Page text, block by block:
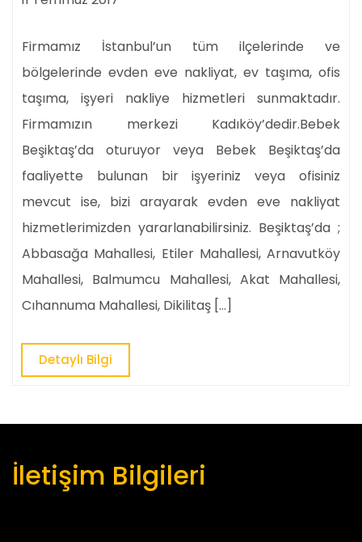
Firmamız İstanbul’un tüm ilçelerinde ve
bölgelerinde evden eve nakliyat, ev taşıma, ofis
taşıma, işyeri nakliye hizmetleri sunmaktadır.
Firmamızın merkezi Kadıköy’dedir.Bebek
Beşiktaş’da oturuyor veya Bebek Beşiktaş’da
faaliyette bulunan bir işyeriniz veya ofisiniz
mevcut ise, bizi arayarak evden eve nakliyat
hizmetlerimizden yararlanabilirsiniz. Beşiktaş’da ;
Abbasağa Mahallesi, Etiler Mahallesi, Arnavutköy
Mahallesi, Balmumcu Mahallesi, Akat Mahallesi,
Cıhannuma Mahallesi, Dikilitaş […]
Detaylı Bilgi
Bilgi
İletişim Bilgileri